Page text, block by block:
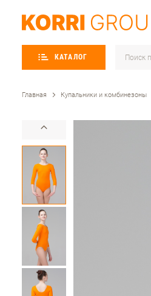
КАТАЛОГ
Главная Купальники и комбинезоны